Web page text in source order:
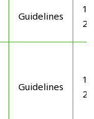
Guidelines
Guidelines